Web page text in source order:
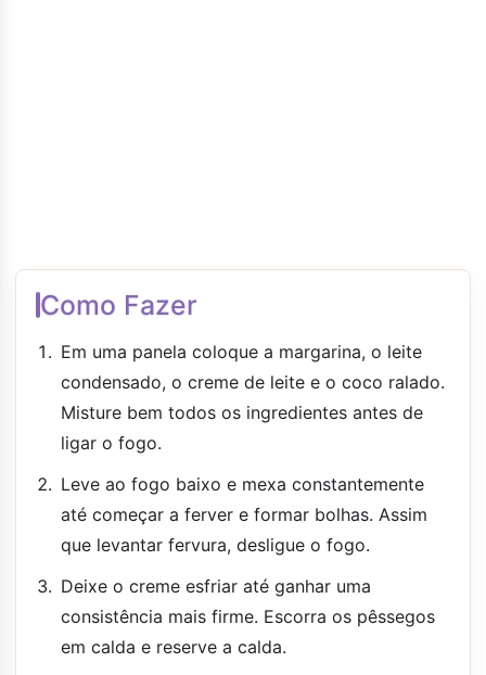
Como Fazer
Em uma panela coloque a margarina, o leite
condensado, o creme de leite e o coco ralado.
Misture bem todos os ingredientes antes de
ligar o fogo.
Leve ao fogo baixo e mexa constantemente
até começar a ferver e formar bolhas. Assim
que levantar fervura, desligue o fogo.
Deixe o creme esfriar até ganhar uma
consistência mais firme. Escorra os pêssegos
em calda e reserve a calda.